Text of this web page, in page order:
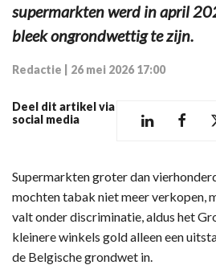
supermarkten werd in april
bleek ongrondwettig te zijn.
Redactie 26 mei 2026 17:00
Deel dit artikel via
social media
Supermarkten groter dan
mochten tabak niet meer verkopen,
valt onder discriminatie, aldus het
kleinere winkels gold alleen een
de Belgische grondwet in.